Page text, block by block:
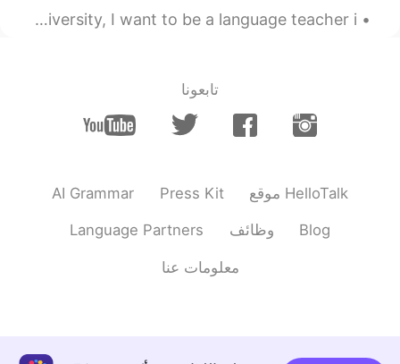
Hello my name is Noah and I study Languages ​​at my university, I want to be a language teacher i...
تابعونا
AI Grammar Press Kit موقع HelloTalk
Language Partners وظائف Blog
معلومات عنا